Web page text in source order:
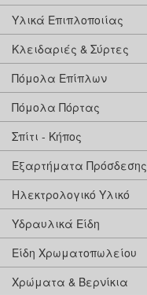
Υλικά Επιπλοποιίας
Κλειδαριές & Σύρτες
Πόμολα Επίπλων
Πόμολα Πόρτας
Σπίτι - Κήπος
Εξαρτήματα Πρόσδεσης
Ηλεκτρολογικό Υλικό
Υδραυλικά Είδη
Είδη Χρωματοπωλείου
Χρώματα & Βερνίκια